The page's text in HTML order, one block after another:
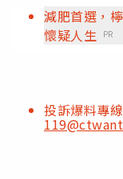
減肥首選，
懷疑人生 PR
投訴爆料專線